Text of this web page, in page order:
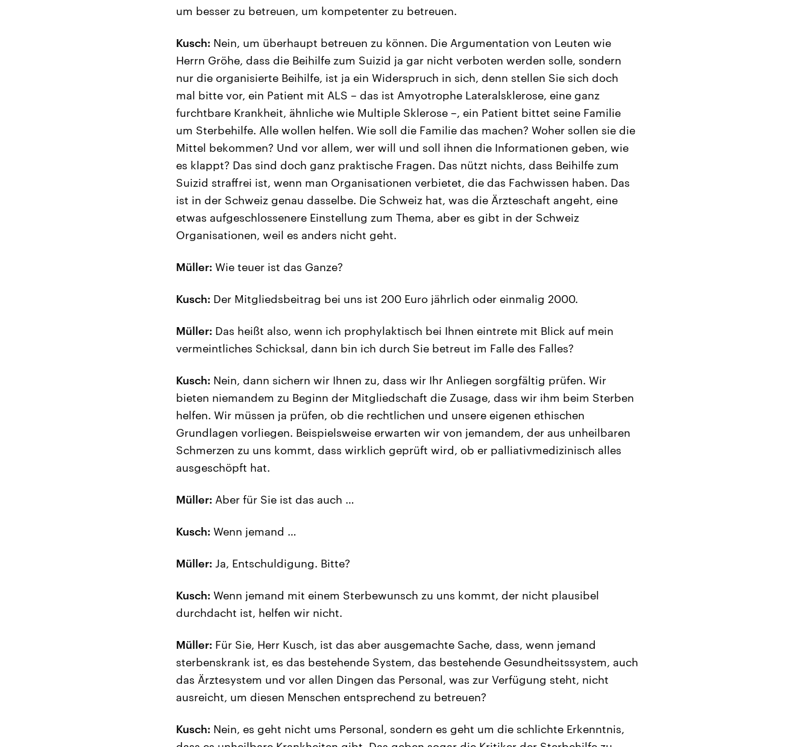
um besser zu betreuen, um kompetenter zu betreuen.
Kusch: Nein, um überhaupt betreuen zu können. Die Argumentation von Leuten wie
Herrn Gröhe, dass die Beihilfe zum Suizid ja gar nicht verboten werden solle, sondern
nur die organisierte Beihilfe, ist ja ein Widerspruch in sich, denn stellen Sie sich doch
mal bitte vor, ein Patient mit ALS – das ist Amyotrophe Lateralsklerose, eine ganz
furchtbare Krankheit, ähnliche wie Multiple Sklerose –, ein Patient bittet seine Familie
um Sterbehilfe. Alle wollen helfen. Wie soll die Familie das machen? Woher sollen sie die
Mittel bekommen? Und vor allem, wer will und soll ihnen die Informationen geben, wie
es klappt? Das sind doch ganz praktische Fragen. Das nützt nichts, dass Beihilfe zum
Suizid straffrei ist, wenn man Organisationen verbietet, die das Fachwissen haben. Das
ist in der Schweiz genau dasselbe. Die Schweiz hat, was die Ärzteschaft angeht, eine
etwas aufgeschlossenere Einstellung zum Thema, aber es gibt in der Schweiz
Organisationen, weil es anders nicht geht.
Müller: Wie teuer ist das Ganze?
Kusch: Der Mitgliedsbeitrag bei uns ist 200 Euro jährlich oder einmalig 2000.
Müller: Das heißt also, wenn ich prophylaktisch bei Ihnen eintrete mit Blick auf mein
vermeintliches Schicksal, dann bin ich durch Sie betreut im Falle des Falles?
Kusch: Nein, dann sichern wir Ihnen zu, dass wir Ihr Anliegen sorgfältig prüfen. Wir
bieten niemandem zu Beginn der Mitgliedschaft die Zusage, dass wir ihm beim Sterben
helfen. Wir müssen ja prüfen, ob die rechtlichen und unsere eigenen ethischen
Grundlagen vorliegen. Beispielsweise erwarten wir von jemandem, der aus unheilbaren
Schmerzen zu uns kommt, dass wirklich geprüft wird, ob er palliativmedizinisch alles
ausgeschöpft hat.
Müller: Aber für Sie ist das auch …
Kusch: Wenn jemand …
Müller: Ja, Entschuldigung. Bitte?
Kusch: Wenn jemand mit einem Sterbewunsch zu uns kommt, der nicht plausibel
durchdacht ist, helfen wir nicht.
Müller: Für Sie, Herr Kusch, ist das aber ausgemachte Sache, dass, wenn jemand
sterbenskrank ist, es das bestehende System, das bestehende Gesundheitssystem, auch
das Ärztesystem und vor allen Dingen das Personal, was zur Verfügung steht, nicht
ausreicht, um diesen Menschen entsprechend zu betreuen?
Kusch: Nein, es geht nicht ums Personal, sondern es geht um die schlichte Erkenntnis,